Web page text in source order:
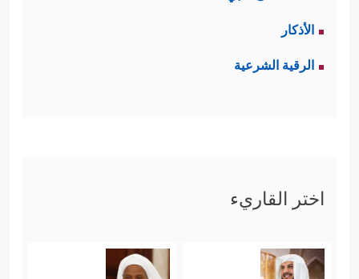
الأذكار
الرقية الشرعية
اختر القاريء